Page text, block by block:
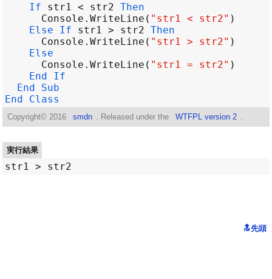
If
str1 < str2 Then
Console . WriteLine ( "str1 < str2"
Else If
str1 > str2 Then
Console . WriteLine ( "str1 > str2"
Else
Console . WriteLine ( "str1 = str2"
End
If
End
Sub
End
Class
Copyright© 2016 smdn . Released under the WTFPL version 2
実行結果